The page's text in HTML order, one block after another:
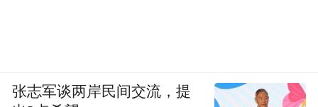
张志军谈两岸民间交流，提